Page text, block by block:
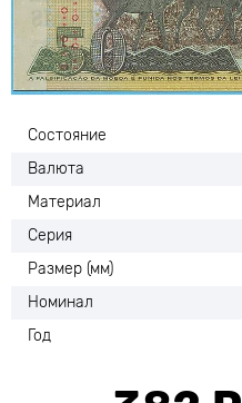
Состояние
Валюта
Материал
Серия
Размер (мм)
Номинал
Год